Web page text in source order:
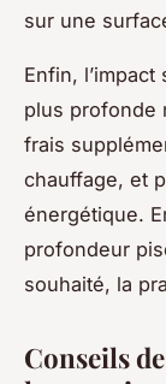
sur une
Enfin,
plus profonde
frais
chauffage, et
énergétique.
profondeur
souhaité, la
Conseils